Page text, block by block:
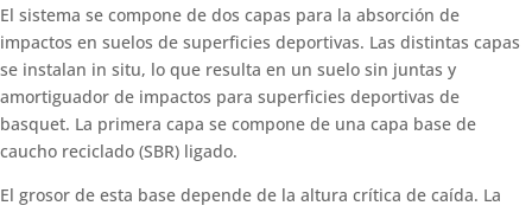
El sistema se compone de dos capas para la absorción de
impactos en suelos de superficies deportivas. Las distintas capas
se instalan in situ, lo que resulta en un suelo sin juntas y
amortiguador de impactos para superficies deportivas de
basquet. La primera capa se compone de una capa base de
caucho reciclado (SBR) ligado.
El grosor de esta base depende de la altura crítica de caída. La